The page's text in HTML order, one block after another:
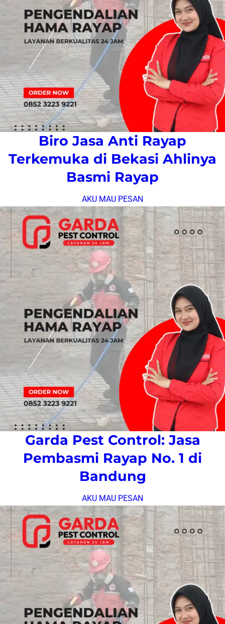
Biro Jasa Anti Rayap
Terkemuka di Bekasi Ahlinya
Basmi Rayap
AKU MAU PESAN
Garda Pest Control: Jasa
Pembasmi Rayap No. 1 di
Bandung
AKU MAU PESAN